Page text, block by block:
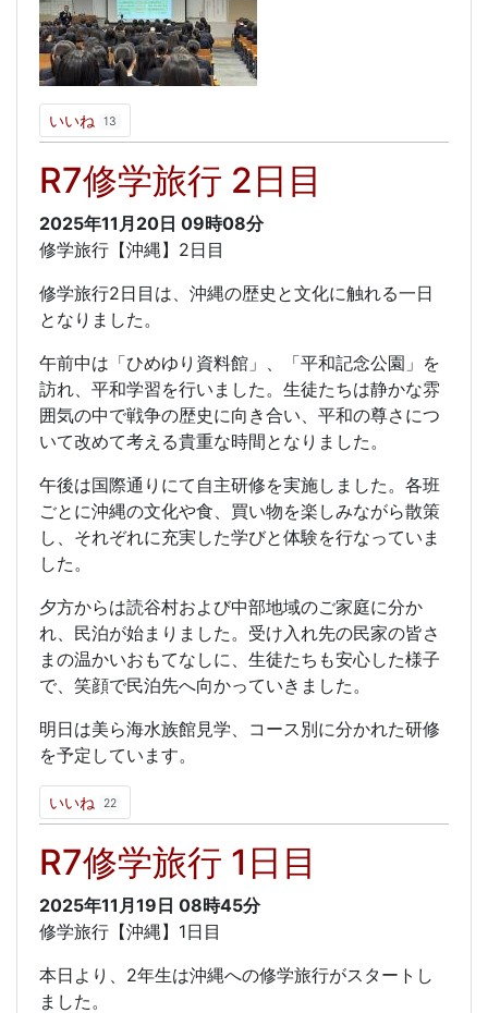
いいね 13
R7修学旅行 2日目
2025年11月20日 09時08分
修学旅行【沖縄】2日目
修学旅行2日目は、沖縄の歴史と文化に触れる一日
となりました。
午前中は「ひめゆり資料館」、「平和記念公園」を
訪れ、平和学習を行いました。生徒たちは静かな雰
囲気の中で戦争の歴史に向き合い、平和の尊さにつ
いて改めて考える貴重な時間となりました。
午後は国際通りにて自主研修を実施しました。各班
ごとに沖縄の文化や食、買い物を楽しみながら散策
し、それぞれに充実した学びと体験を行なっていま
した。
夕方からは読谷村および中部地域のご家庭に分か
れ、民泊が始まりました。受け入れ先の民家の皆さ
まの温かいおもてなしに、生徒たちも安心した様子
で、笑顔で民泊先へ向かっていきました。
明日は美ら海水族館見学、コース別に分かれた研修
を予定しています。
いいね 22
R7修学旅行 1日目
2025年11月19日 08時45分
修学旅行【沖縄】1日目
本日より、2年生は沖縄への修学旅行がスタートし
ました。